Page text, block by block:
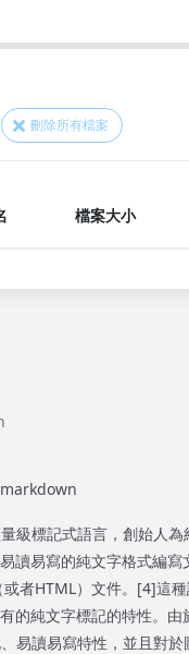
刪除所有檔案
檔案大小
級標記式語言，創始人為
讀易寫的純文字格式編寫
者HTML）文件。[4]這
的純文字標記的特性。由
易讀易寫特性，並且對於